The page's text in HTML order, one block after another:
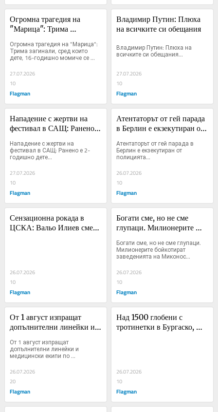
Огромна трагедия на
"Марица": Трима
16-годишно момиче се
бори за живота си
Огромна трагедия на "Марица":
Трима загинали, сред които
дете, 16-годишно момиче се
бори за живота си...
27.07.2026
10
Flagman
Владимир Путин: Плюха
на всичките си обещания
Владимир Путин: Плюха на
всичките си обещания...
27.07.2026
10
Flagman
Нападение с жертви на
фестивал в САЩ: Ранено е
Нападение с жертви на
фестивал в САЩ: Ранено е 2-
годишно дете...
27.07.2026
10
Flagman
Атентаторът от гей парада
в Берлин е екзекутиран от
Атентаторът от гей парада в
Берлин е екзекутиран от
полицията...
26.07.2026
10
Flagman
Сензационна рокада в
ЦСКА: Вальо Илиев сменя
26.07.2026
10
Flagman
Богати сме, но не сме
глупаци. Милионерите
Миконос
Богати сме, но не сме глупаци.
Милионерите бойкотират
заведенията на Миконос...
26.07.2026
10
Flagman
От 1 август изпращат
допълнителни линейки и
Черноморието
От 1 август изпращат
допълнителни линейки и
медицински екипи по
Черноморието...
26.07.2026
20
Flagman
Над 1500 глобени с
тротинетки в Бургаско,
26.07.2026
10
Flagman